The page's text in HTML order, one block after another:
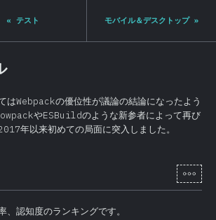
« テスト モバイル＆デスクトップ»
はWebpackの優位性が議論の結論になったよう
やESBuildのような新参者によって再び
年以来初めての局面に突入しました。
[ja-
、認知度のランキングです。